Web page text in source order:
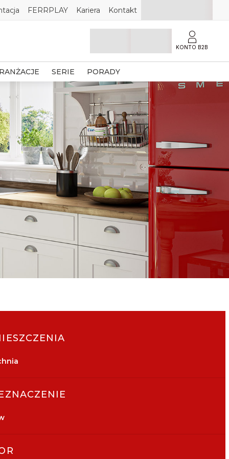
FERRPLAY Kariera Kontakt
KONTO B2B
SERIE PORADY